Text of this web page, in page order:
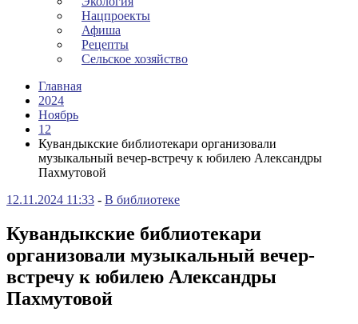
Нацпроекты
Афиша
Рецепты
Сельское хозяйство
Главная
2024
Ноябрь
12
Кувандыкские библиотекари организовали
музыкальный вечер-встречу к юбилею Александры
Пахмутовой
12.11.2024 11:33 - В библиотеке
Кувандыкские библиотекари
организовали музыкальный вечер-
встречу к юбилею Александры
Пахмутовой